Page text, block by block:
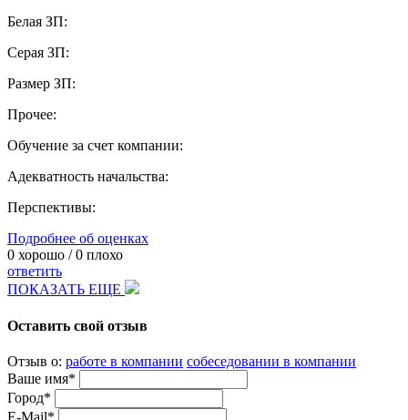
Белая ЗП:
Серая ЗП:
Размер ЗП:
Прочее:
Обучение за счет компании:
Адекватность начальства:
Перспективы:
Подробнее об оценках
0 хорошо /0 плохо
ответить
ПОКАЗАТЬ ЕЩЕ
Оставить свой отзыв
Отзыв о: работе в компании собеседовании в компании
Ваше имя*
Город*
E-Mail*